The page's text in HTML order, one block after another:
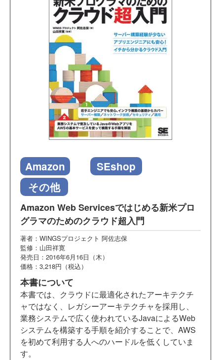
Amazon
SEshop
その他
Amazon Web Servicesではじめる新米プロ
グラマのためのクラウド超入門
著者：WINGSプロジェクト 阿佐志保
監修：山田祥寛
発売日：2016年6月16日（木）
価格：3,218円（税込）
本書について
本書では、クラウドに最適化されたアーキテクチ
ャではなく、レガシーアーキテクチャを採用し、
業務システムで広く使われているJavaによるWeb
システムを構築する手順を紹介することで、AWS
を初めて利用する人へのハードルを低くしていま
す。